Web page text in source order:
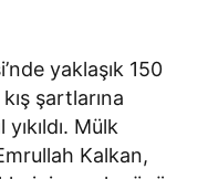
yaklaşık 150
şartlarına
Mülk
Kalkan,